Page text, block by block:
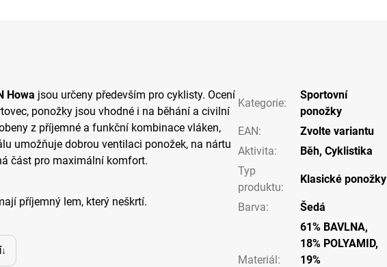
Howa jsou určeny především pro cyklisty. Ocení
ponožky jsou vhodné i na běhání a civilní
z příjemné a funkční kombinace vláken,
umožňuje dobrou ventilaci ponožek, na nártu
část pro maximální komfort.
příjemný lem, který neškrtí.
Kategorie:
Sportovní
ponožky
EAN:
Zvolte variantu
Aktivita: Běh, Cyklistika
Typ
produktu:
Klasické ponožky
Barva: Šedá
Materiál:
61% BAVLNA,
18% POLYAMID,
19%